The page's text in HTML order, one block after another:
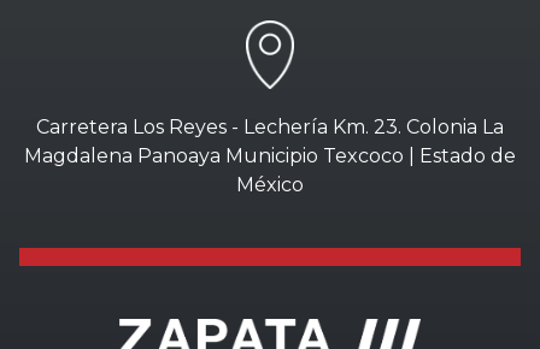
Carretera Los Reyes - Lechería Km. 23. Colonia La
Magdalena Panoaya Municipio Texcoco | Estado de
México